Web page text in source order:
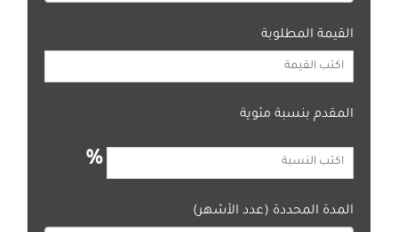
القيمة المطلوبة
المقدم بنسبة مئوية
%
المدة المحددة (عدد الأشهر)